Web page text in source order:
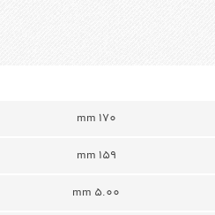
170 mm
159 mm
5.00 mm